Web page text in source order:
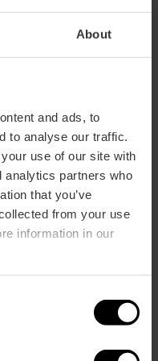
About
and ads, to
to analyse our traffic.
use of our site with
analytics partners who
that you’ve
from your use
information in our
a 15.00 i de 20.30
15:00